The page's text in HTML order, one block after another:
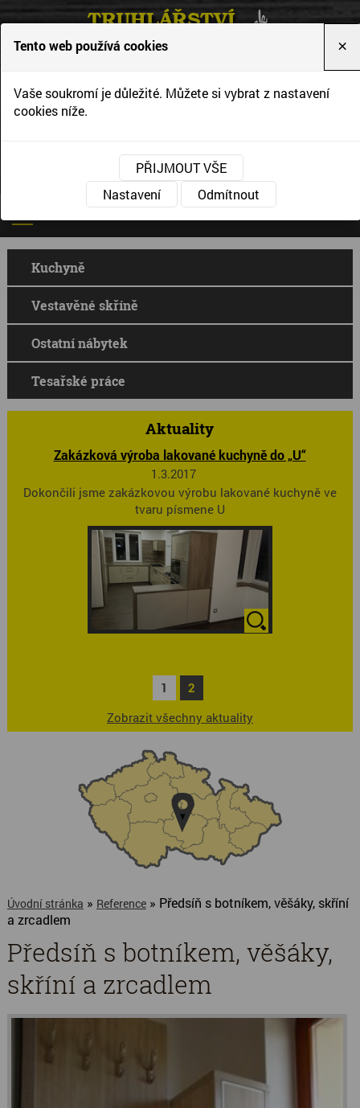
přání
Kuchyně
Vestavěné skříně
Ostatní nábytek
Tesařské práce
Aktuality
Zakázková výroba lakované kuchyně do „U“
1.3.2017
Dokončili jsme zakázkovou výrobu lakované kuchyně ve
tvaru písmene U
1
2
Zobrazit všechny aktuality
Úvodní stránka » Reference» Předsíň s botníkem, věšáky, skříní
a zrcadlem
Předsíň s botníkem, věšáky,
skříní a zrcadlem
Tento web používá cookies ×
Vaše soukromí je důležité. Můžete si vybrat z nastavení
cookies níže.
PŘIJMOUT VŠE
Nastavení
Odmítnout